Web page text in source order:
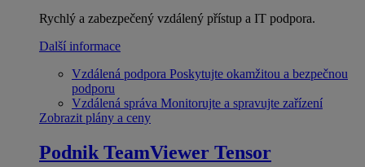
Rychlý a zabezpečený vzdálený přístup a IT podpora.
Další informace
Vzdálená podpora Poskytujte okamžitou a bezpečnou
podporu
Vzdálená správa Monitorujte a spravujte zařízení
Zobrazit plány a ceny
Podnik TeamViewer Tensor